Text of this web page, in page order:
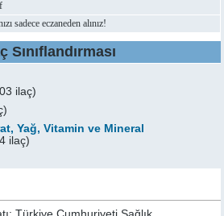
sadece eczaneden alınız!
Sınıflandırması
ilaç)
Yağ, Vitamin ve Mineral
ilaç)